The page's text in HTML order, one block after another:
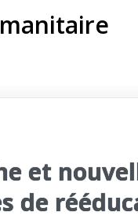
et
de